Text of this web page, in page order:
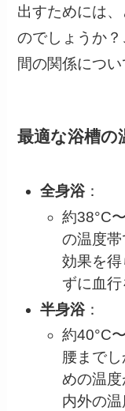
出すためには
のでしょうか
間の関係につい
最適な浴槽の
全身浴：
約38°C
の温度
効果を
ずに血行
半身浴：
約40°C
腰まで
めの温
内外の